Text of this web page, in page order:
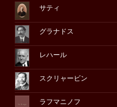
サティ
グラナドス
レハール
スクリャービン
ラフマニノフ